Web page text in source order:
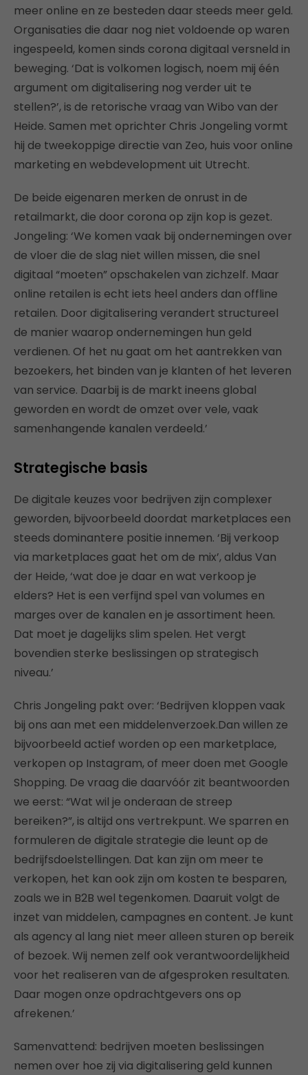
meer online en ze besteden daar steeds meer geld.
Organisaties die daar nog niet voldoende op waren
ingespeeld, komen sinds corona digitaal versneld in
beweging. ‘Dat is volkomen logisch, noem mij één
argument om digitalisering nog verder uit te
stellen?’, is de retorische vraag van Wibo van der
Heide. Samen met oprichter Chris Jongeling vormt
hij de tweekoppige directie van Zeo, huis voor online
marketing en webdevelopment uit Utrecht.
De beide eigenaren merken de onrust in de
retailmarkt, die door corona op zijn kop is gezet.
Jongeling: ‘We komen vaak bij ondernemingen over
de vloer die de slag niet willen missen, die snel
digitaal “moeten” opschakelen van zichzelf. Maar
online retailen is echt iets heel anders dan offline
retailen. Door digitalisering verandert structureel
de manier waarop ondernemingen hun geld
verdienen. Of het nu gaat om het aantrekken van
bezoekers, het binden van je klanten of het leveren
van service. Daarbij is de markt ineens global
geworden en wordt de omzet over vele, vaak
samenhangende kanalen verdeeld.’
Strategische basis
De digitale keuzes voor bedrijven zijn complexer
geworden, bijvoorbeeld doordat marketplaces een
steeds dominantere positie innemen. ‘Bij verkoop
via marketplaces gaat het om de mix’, aldus Van
der Heide, ‘wat doe je daar en wat verkoop je
elders? Het is een verfijnd spel van volumes en
marges over de kanalen en je assortiment heen.
Dat moet je dagelijks slim spelen. Het vergt
bovendien sterke beslissingen op strategisch
niveau.’
Chris Jongeling pakt over: ‘Bedrijven kloppen vaak
bij ons aan met een middelenverzoek.Dan willen ze
bijvoorbeeld actief worden op een marketplace,
verkopen op Instagram, of meer doen met Google
Shopping. De vraag die daarvóór zit beantwoorden
we eerst: “Wat wil je onderaan de streep
bereiken?”, is altijd ons vertrekpunt. We sparren en
formuleren de digitale strategie die leunt op de
bedrijfsdoelstellingen. Dat kan zijn om meer te
verkopen, het kan ook zijn om kosten te besparen,
zoals we in B2B wel tegenkomen. Daaruit volgt de
inzet van middelen, campagnes en content. Je kunt
als agency al lang niet meer alleen sturen op bereik
of bezoek. Wij nemen zelf ook verantwoordelijkheid
voor het realiseren van de afgesproken resultaten.
Daar mogen onze opdrachtgevers ons op
afrekenen.’
Samenvattend: bedrijven moeten beslissingen
nemen over hoe zij via digitalisering geld kunnen